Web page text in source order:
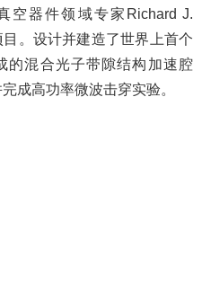
空器件领域专家 Richard J.
。设计并建造了世界上首个
的混合光子带隙结构加速腔
成高功率微波击穿实验。